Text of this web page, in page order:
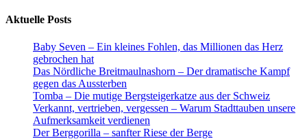
Aktuelle Posts
Baby Seven – Ein kleines Fohlen, das Millionen das Herz
gebrochen hat
Das Nördliche Breitmaulnashorn – Der dramatische Kampf
gegen das Aussterben
Tomba – Die mutige Bergsteigerkatze aus der Schweiz
Verkannt, vertrieben, vergessen – Warum Stadttauben unsere
Aufmerksamkeit verdienen
Der Berggorilla – sanfter Riese der Berge